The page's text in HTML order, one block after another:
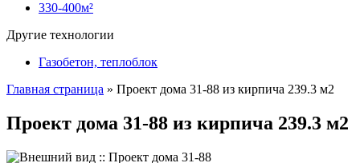
330-400м²
Другие технологии
Газобетон, теплоблок
Главная страница » Проект дома 31-88 из кирпича 239.3 м2
Проект дома 31-88 из кирпича 239.3 м2